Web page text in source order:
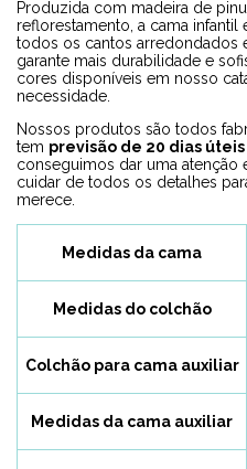
Produzida com madeira de
reflorestamento, a cama infantil
todos os cantos arredondados
garante mais durabilidade e
cores disponíveis em nosso
necessidade.
Nossos produtos são todos
tem previsão de 20 dias
conseguimos dar uma atenção
cuidar de todos os detalhes
merece.
Medidas da cama
Medidas do colchão
Colchão para cama auxiliar
Medidas da cama auxiliar